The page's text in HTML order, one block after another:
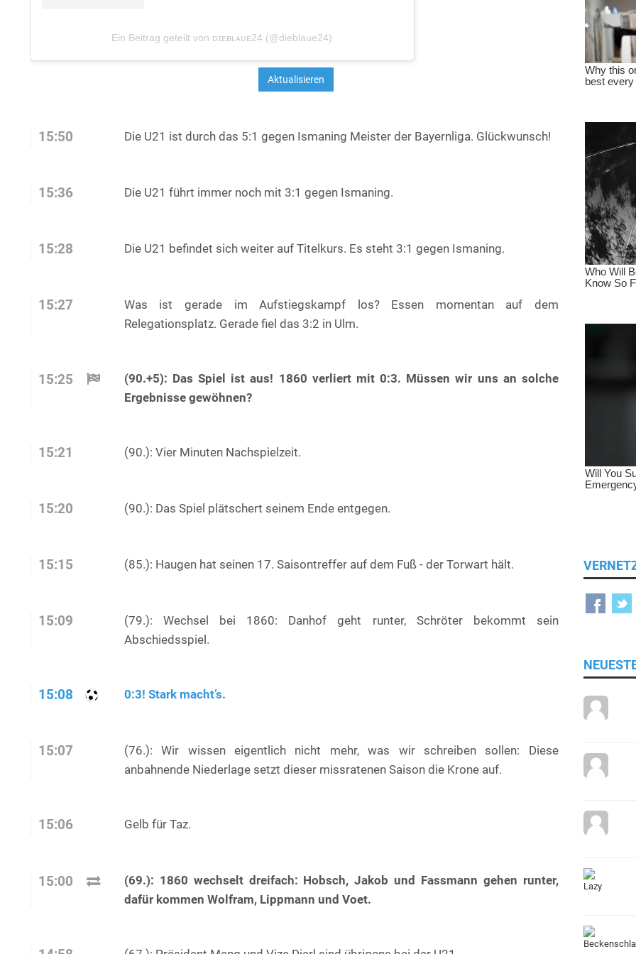
Ein Beitrag geteilt von ᴅɪᴇʙʟᴀᴜᴇ24 (@dieblaue24)
15:50 Die U21 ist durch das 5:1 gegen Ismaning Meister der Bayernliga. Glückwunsch!
15:36 Die U21 führt immer noch mit 3:1 gegen Ismaning.
15:28 Die U21 befindet sich weiter auf Titelkurs. Es steht 3:1 gegen Ismaning.
15:27
Was ist gerade im Aufstiegskampf los? Essen momentan auf dem
Relegationsplatz. Gerade fiel das 3:2 in Ulm.
15:25
(90.+5): Das Spiel ist aus! 1860 verliert mit 0:3. Müssen wir uns an solche
Ergebnisse gewöhnen?
15:21 (90.): Vier Minuten Nachspielzeit.
15:20 (90.): Das Spiel plätschert seinem Ende entgegen.
15:15 (85.): Haugen hat seinen 17. Saisontreffer auf dem Fuß - der Torwart hält.
15:09
(79.): Wechsel bei 1860: Danhof geht runter, Schröter bekommt sein
Abschiedsspiel.
15:08 0:3! Stark macht’s.
15:07
(76.): Wir wissen eigentlich nicht mehr, was wir schreiben sollen: Diese
anbahnende Niederlage setzt dieser missratenen Saison die Krone auf.
15:06 Gelb für Taz.
15:00
(69.): 1860 wechselt dreifach: Hobsch, Jakob und Fassmann gehen runter,
dafür kommen Wolfram, Lippmann und Voet.